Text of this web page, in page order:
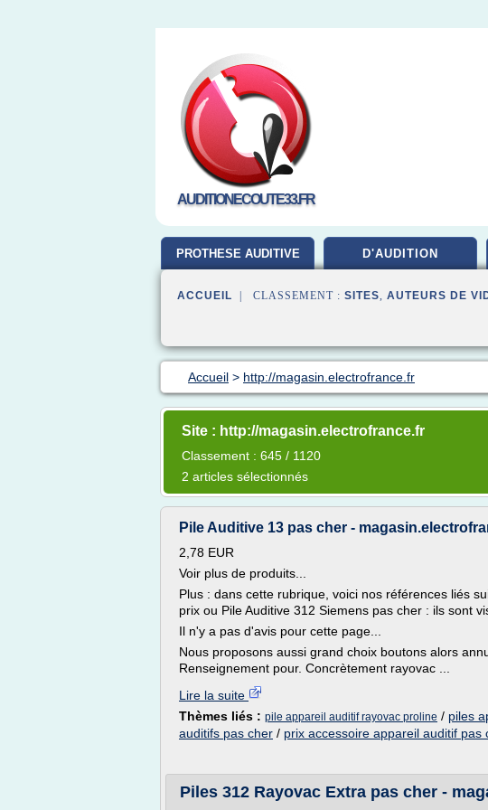
AUDITIONECOUTE33.FR
PROTHESE AUDITIVE D'AUDITION
ACCUEIL | CLASSEMENT : SITES, AUTEURS DE
Accueil > http://magasin.electrofrance.fr
Site : http://magasin.electrofrance.fr
Classement : 645 / 1120
2 articles sélectionnés
Pile Auditive 13 pas cher -
2,78 EUR
Voir plus de produits...
Plus : dans cette rubrique, voici nos références liés
prix ou Pile Auditive 312 Siemens pas cher : ils sont
Il n'y a pas d'avis pour cette page...
Nous proposons aussi grand choix boutons alors
Renseignement pour. Concrètement rayovac ...
Lire la suite
Thèmes liés : pile appareil auditif rayovac proline / piles
auditifs pas cher / prix accessoire appareil auditif pas
Piles 312 Rayovac Extra pas cher -